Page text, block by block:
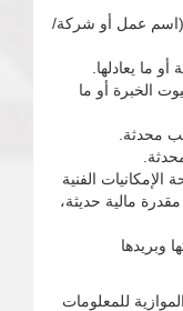
(اسم عمل أو شركة/
ما يعادلها.
الخبرة أو ما
محدثة.
الفنية
مالية حديثة،
وبريدها
للمعلومات